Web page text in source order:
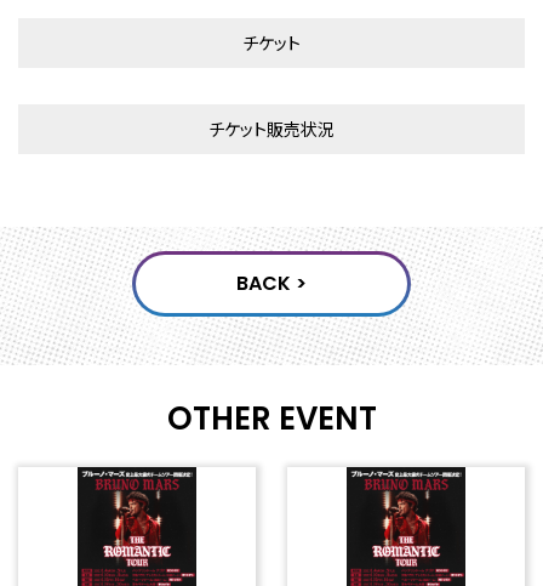
チケット
チケット販売状況
OTHER EVENT